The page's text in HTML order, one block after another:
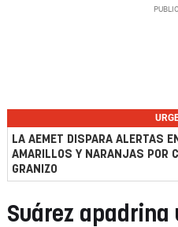
LA AEMET DISPARA ALERTAS
AMARILLOS Y NARANJAS POR
GRANIZO
Suárez apadrina